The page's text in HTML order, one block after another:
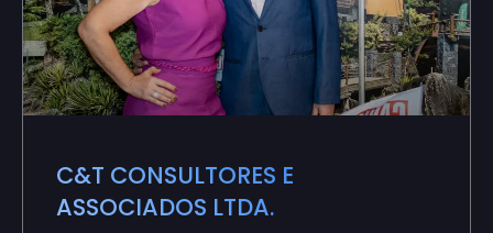
C&T CONSULTORES E
ASSOCIADOS LTDA.